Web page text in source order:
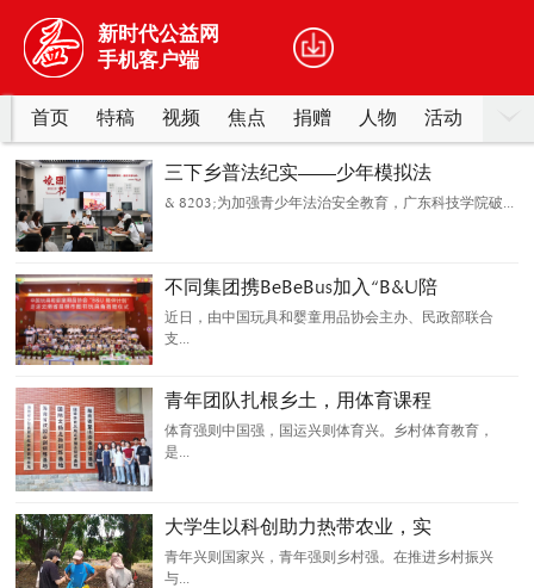
新时代公益网
手机客户端
首页 特稿 视频 焦点 捐赠 人物
活动
事迹
志愿
三下乡普法纪实——少年模拟法
& 8203;为加强青少年法治安全教育，广东科技学院破...
不同集团携BeBeBus加入“B&U陪
近日，由中国玩具和婴童用品协会主办、民政部联合
支...
青年团队扎根乡土，用体育课程
体育强则中国强，国运兴则体育兴。乡村体育教育，
是...
大学生以科创助力热带农业，实
青年兴则国家兴，青年强则乡村强。在推进乡村振兴
与...